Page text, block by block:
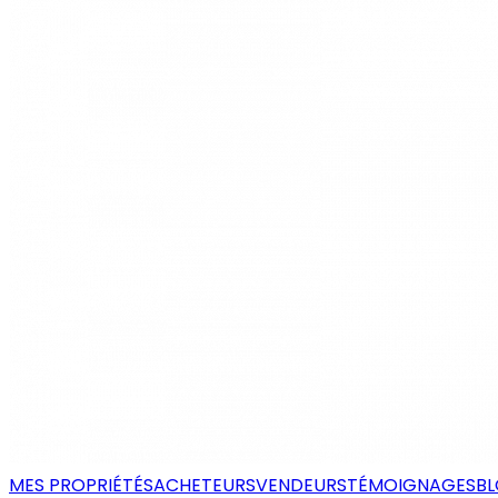
MES PROPRIÉTÉSACHETEURSVENDEURSTÉMOIGNAGES